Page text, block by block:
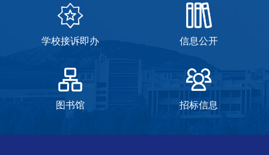
学校接诉即办 信息公开
图书馆 招标信息